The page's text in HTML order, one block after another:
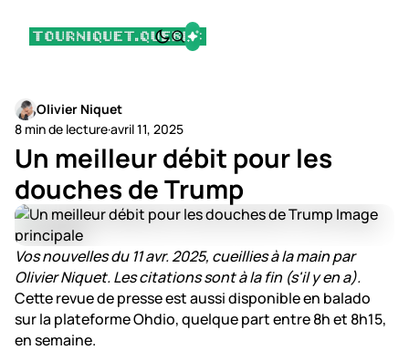
Olivier Niquet
8 min de lecture·avril 11, 2025
Un meilleur débit pour les
douches de Trump
Vos nouvelles du 11 avr. 2025, cueillies à la main par
Olivier Niquet. Les citations sont à la fin (s'il y en a).
Cette revue de presse est aussi disponible en balado
sur la plateforme Ohdio, quelque part entre 8h et 8h15,
en semaine.